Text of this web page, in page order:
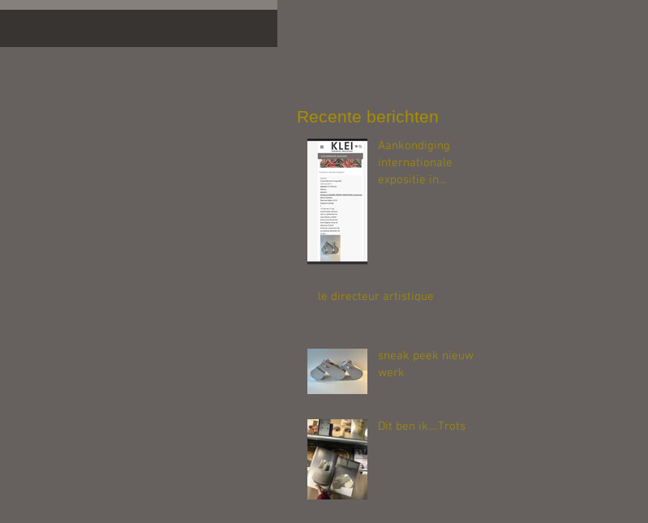
Recente berichten
Aankondiging
internationale
expositie in
le directeur artistique
sneak peek nieuw
werk
Dit ben ik....Trots